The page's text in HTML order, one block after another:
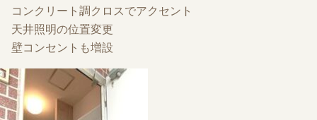
コンクリート調クロスでアクセント
天井照明の位置変更
壁コンセントも増設